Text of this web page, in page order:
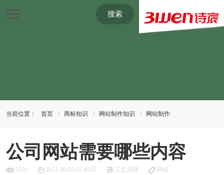
搜索
当前位置： 首页 商标知识 网站制作知识 网站制作
公司网站需要哪些内容
5526 2021-06-05 02:48:05 三文品牌 网站